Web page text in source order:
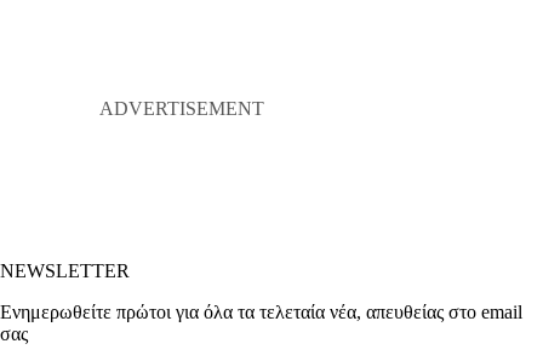
NEWSLETTER
Ενημερωθείτε πρώτοι για όλα τα τελεταία νέα, απευθείας στο email
σας